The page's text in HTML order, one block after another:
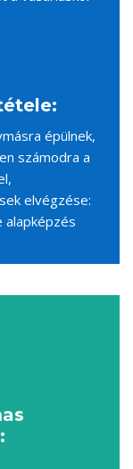
épülnek,
számodra a
elvégzése:
alapképzés